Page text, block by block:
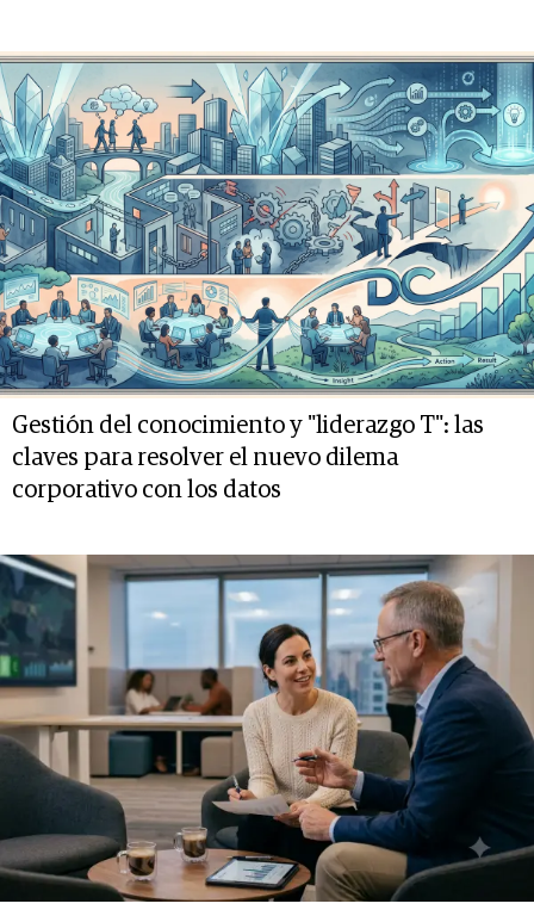
Gestión del conocimiento y "liderazgo T": las
claves para resolver el nuevo dilema
corporativo con los datos